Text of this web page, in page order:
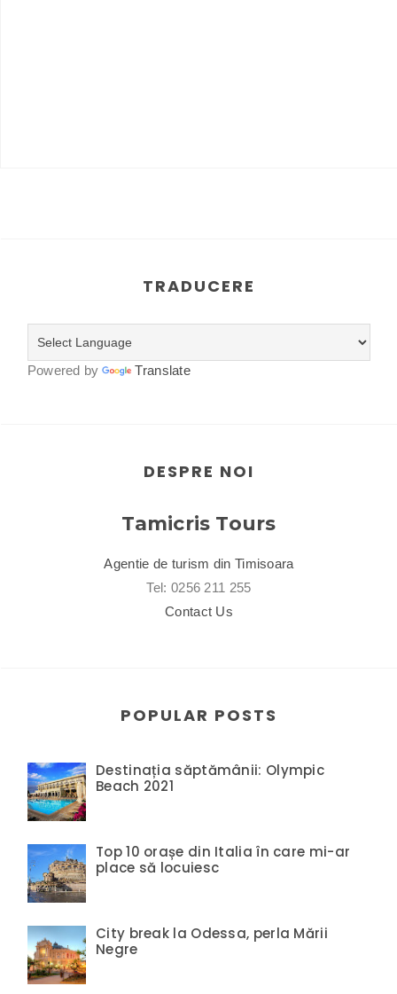
TRADUCERE
Powered by Translate
DESPRE NOI
Tamicris Tours
Agentie de turism din Timisoara
Tel: 0256 211 255
Contact Us
POPULAR POSTS
Destinația săptămânii: Olympic
Beach 2021
Top 10 orașe din Italia în care mi-ar
place să locuiesc
City break la Odessa, perla Mării
Negre